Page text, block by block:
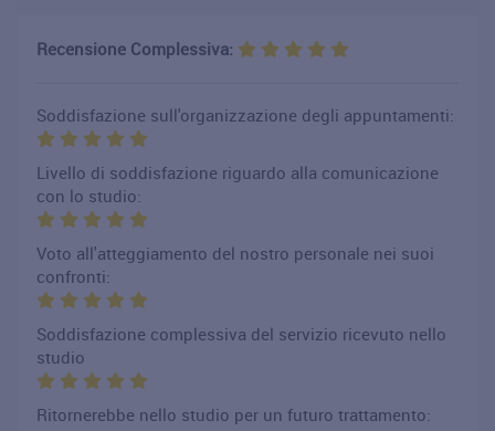
Recensione Complessiva:
Soddisfazione sull'organizzazione degli appuntamenti:
Livello di soddisfazione riguardo alla comunicazione
con lo studio:
Voto all'atteggiamento del nostro personale nei suoi
confronti:
Soddisfazione complessiva del servizio ricevuto nello
studio
Ritornerebbe nello studio per un futuro trattamento: